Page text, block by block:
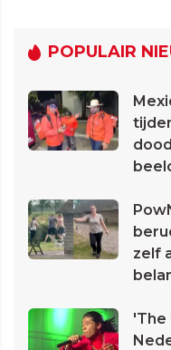
POPULAIR
zelf
'The